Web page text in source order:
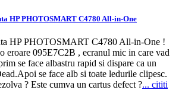
HP PHOTOSMART C4780 All-in-One
HP PHOTOSMART C4780 All-in-One !
eroare 095E7C2B , ecranul mic in care vad
se face albastru rapid si dispare ca un
se face alb si toate ledurile clipesc.
? Este cumva un cartus defect ?... cititi